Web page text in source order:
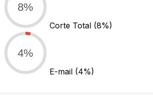
8%
Corte Total (8%)
4%
E-mail (4%)